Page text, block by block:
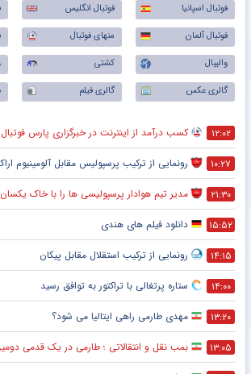
فوتبال اسپانیا
فوتبال انگلیس
فوتبال آلمان
منهای فوتبال
والیبال
کشتی
گالری عکس
گالری فیلم
۱۲:۰۲ کسب درآمد از اینترنت در خبرگزاری پارس فوتبال
۱۰:۲۷ رونمایی از ترکیب پرسپولیس‌ مقابل آلومینیوم
۲۱:۳۰ مدیر تیم هوادار پرسپولیسی ها را با خاک
۱۵:۵۲ دانلود فیلم های هندی
۱۴:۱۵ رونمایی از ترکیب استقلال مقابل پیکان
۱۴:۰۰ ستاره پرتغالی با تراکتور به توافق رسید
۱۳:۲۰ مهدی طارمی راهی ایتالیا می شود؟
۱۳:۰۵ بمب نقل و انتقالاتی ؛ طارمی در یک قدمی دومین